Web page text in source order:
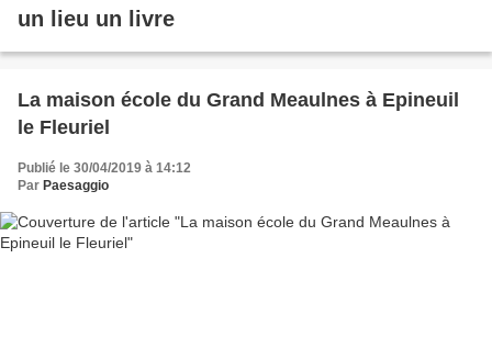
un lieu un livre
La maison école du Grand Meaulnes à Epineuil
le Fleuriel
Publié le 30/04/2019 à 14:12
Par Paesaggio